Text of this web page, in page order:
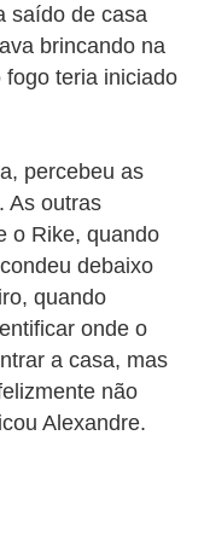
saído de casa
brincando na
teria iniciado
percebeu as
As outras
o Rike, quando
debaixo
quando
onde o
a casa, mas
não
Alexandre.